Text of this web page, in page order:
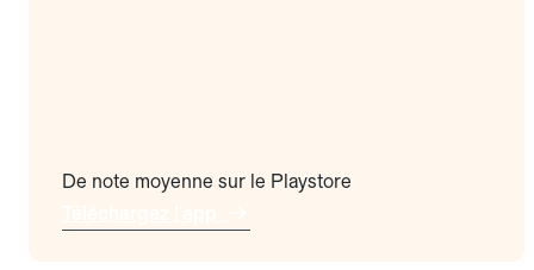
De note moyenne sur le Playstore